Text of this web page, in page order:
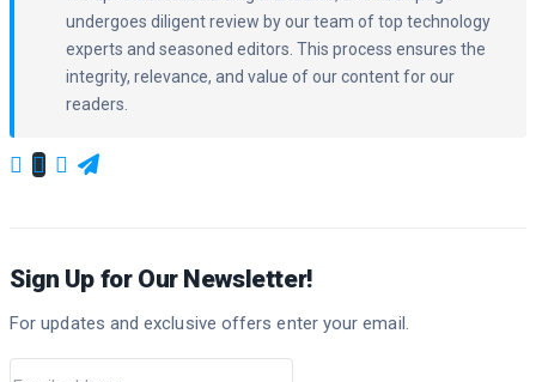
undergoes diligent review by our team of top technology
experts and seasoned editors. This process ensures the
integrity, relevance, and value of our content for our
readers.
Sign Up for Our Newsletter!
For updates and exclusive offers enter your email.